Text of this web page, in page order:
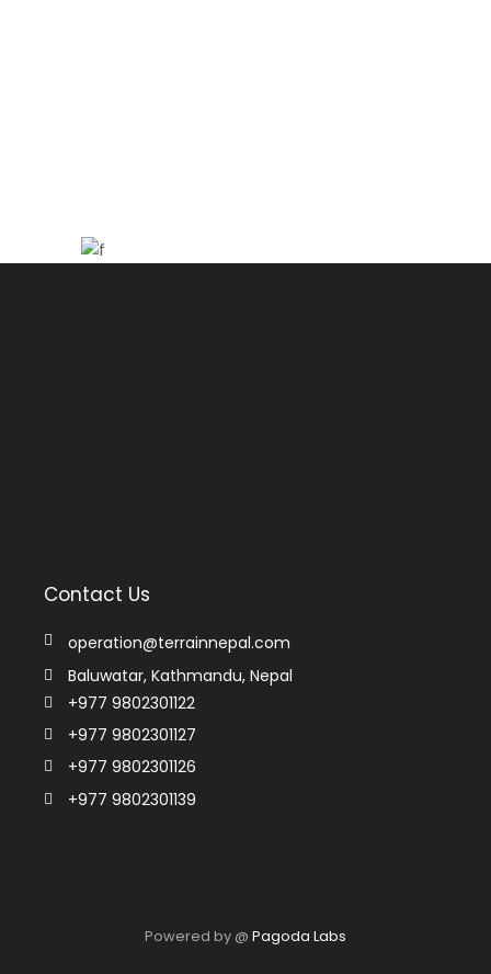
Contact Us
operation@terrainnepal.com
Baluwatar, Kathmandu, Nepal
+977 9802301122
+977 9802301127
+977 9802301126
+977 9802301139
Powered by @ Pagoda Labs